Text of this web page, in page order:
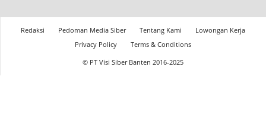
Redaksi Pedoman Media Siber Tentang Kami
Lowongan Kerja
Privacy Policy
Terms & Conditions
© PT Visi Siber Banten 2016-2025